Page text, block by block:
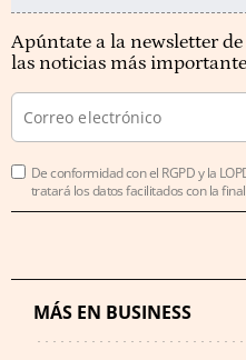
Apúntate a la newsletter
las noticias más
De conformidad con el RGPD y la
tratará los datos facilitados con la
MÁS EN BUSINESS